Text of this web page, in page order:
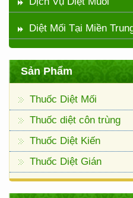
Diệt Mối Tại Miền
Sản Phẩm
Thuốc Diệt Mối
Thuốc diệt côn trùng
Thuốc Diệt Kiến
Thuốc Diệt Gián